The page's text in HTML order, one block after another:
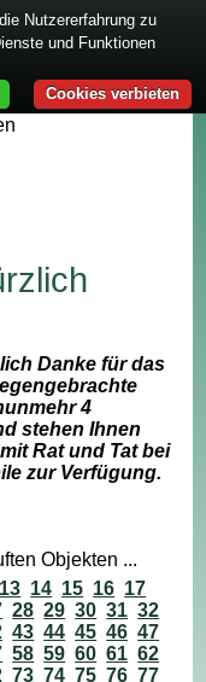
Danke für das
4
stehen Ihnen
Rat und Tat bei
zur Verfügung.
Objekten ...
13 14 15 16 17
28 29 30 31 32
43 44 45 46 47
58 59 60 61 62
73 74 75 76 77
Nutzererfahrung zu
und Funktionen
Cookies verbieten